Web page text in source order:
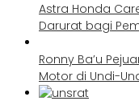
Astra Honda
Darurat bagi
Ronny Ba’u
Motor di Undi-